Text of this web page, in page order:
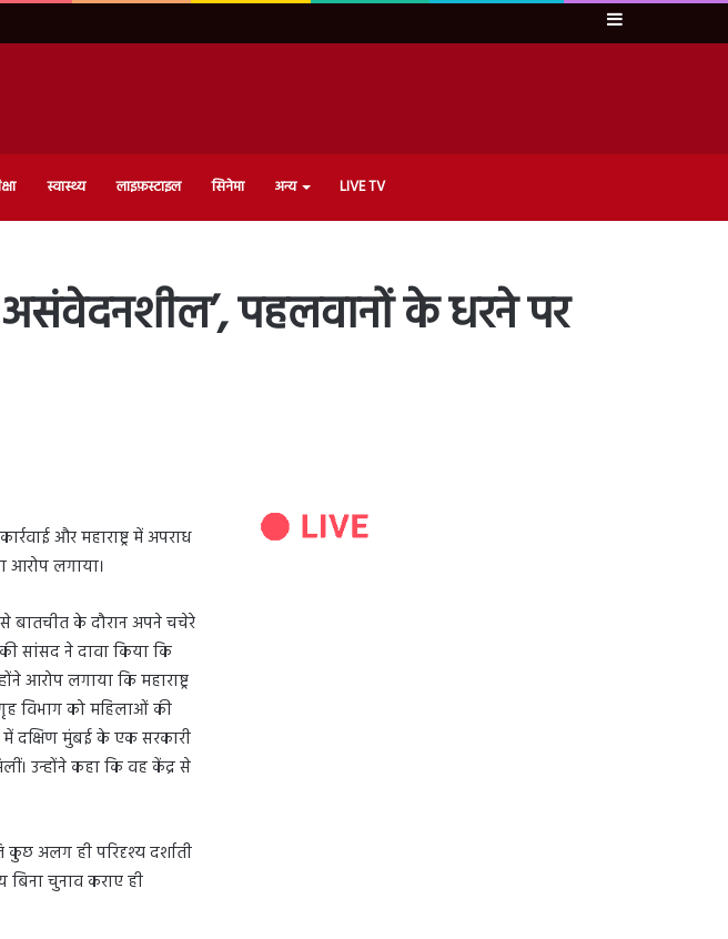
Sidebar
स्वास्थ्य लाइफ़स्टाइल सिनेमा अन्य LIVE TV
असंवेदनशील’, पहलवानों के धरने पर
और महाराष्ट्र में अपराध
आरोप लगाया।
बातचीत के दौरान अपने चचेरे
की सांसद ने दावा किया कि
आरोप लगाया कि महाराष्ट्र
विभाग को महिलाओं की
दक्षिण मुंबई के एक सरकारी
उन्होंने कहा कि वह केंद्र से
कुछ अलग ही परिदृश्य दर्शाती
बिना चुनाव कराए ही